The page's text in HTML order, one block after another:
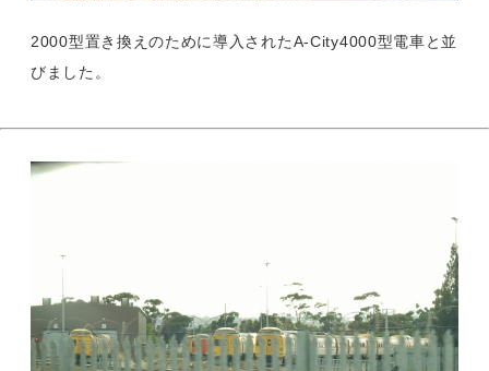
2000型置き換えのために導入されたA-City4000型電車と並
びました。